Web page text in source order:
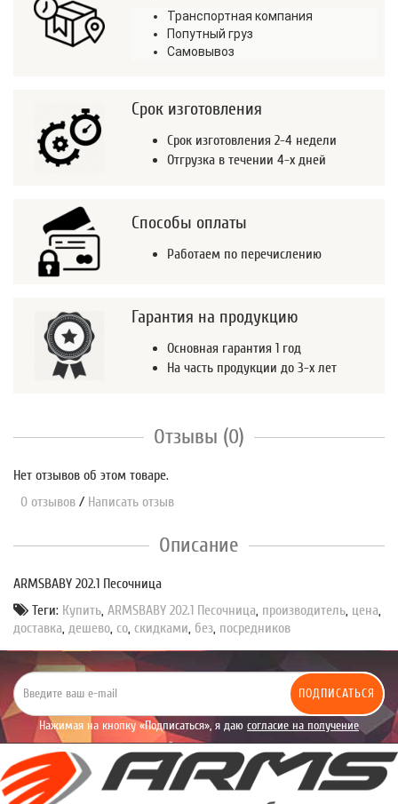
Транспортная компания
Попутный груз
Самовывоз
Срок изготовления
Срок изготовления 2-4 недели
Отгрузка в течении 4-х дней
Способы оплаты
Работаем по перечислению
Гарантия на продукцию
Основная гарантия 1 год
На часть продукции до 3-х лет
Отзывы (0)
Нет отзывов об этом товаре.
0 отзывов / Написать отзыв
Описание
ARMSBABY 202.1 Песочница
Теги: Купить, ARMSBABY 202.1 Песочница, производитель, цена,
доставка, дешево, со, скидками, без, посредников
ПОДПИСАТЬСЯ
Нажимая на кнопку «Подписаться», я даю согласие на получение
уведомлений рекламного характера.